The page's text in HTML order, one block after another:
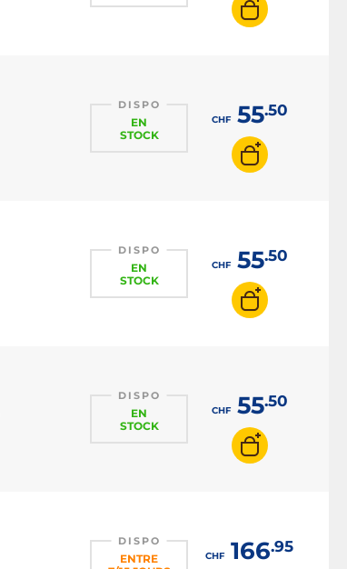
DISPO
EN
STOCK
CHF55.50
DISPO
EN
STOCK
CHF55.50
DISPO
EN
STOCK
CHF55.50
DISPO
ENTRE
CHF166.95